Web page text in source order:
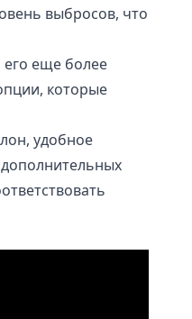
выбросов, что
еще более
которые
удобное